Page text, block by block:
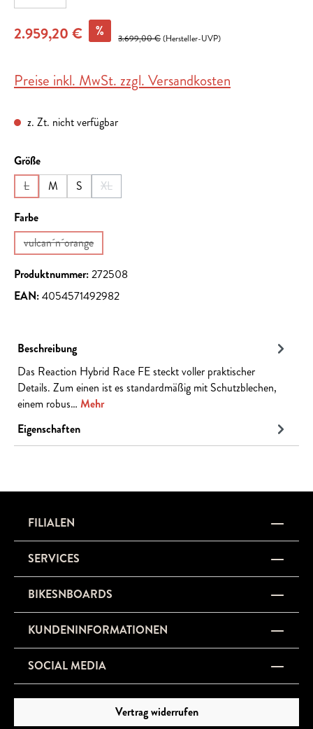
2.959,20 € % 3.699,00 €(Hersteller-UVP)
Preise inkl. MwSt. zzgl. Versandkosten
z. Zt. nicht verfügbar
Größeauswählen
L
(Diese Option ist zurzeit nicht verfügbar.)
M S XL
(Diese Option ist zurzeit nicht verfügbar.)
Farbeauswählen
vulcan´n´orange
(Diese Option ist zurzeit nicht verfügbar.)
Produktnummer:272508
EAN:4054571492982
Beschreibung
Das Reaction Hybrid Race FE steckt voller praktischer
Details. Zum einen ist es standardmäßig mit Schutzblechen,
einem robus… Mehr
Eigenschaften
FILIALEN
SERVICES
BIKESNBOARDS
KUNDENINFORMATIONEN
SOCIAL MEDIA
Vertrag widerrufen